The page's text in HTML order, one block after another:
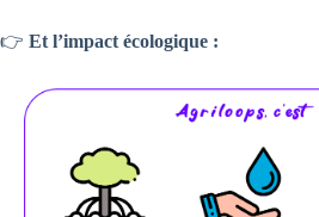
👉 Et l’impact écologique :